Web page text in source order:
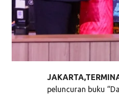
peluncuran buku